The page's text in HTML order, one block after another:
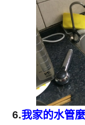
片，本公司改用
色，看起來牛奶
這麼髒。 如是自
泥沙堆積，洗出
化
6.我家的水管